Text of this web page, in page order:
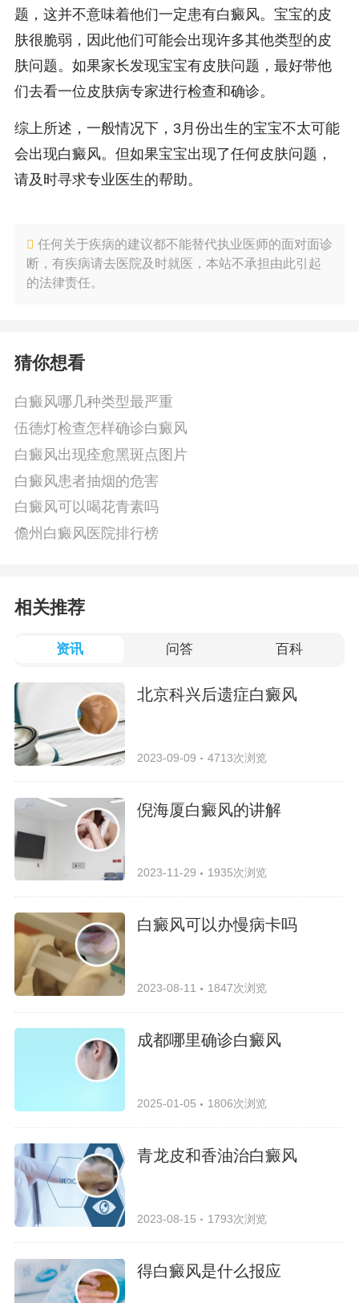
题，这并不意味着他们一定患有白癜风。宝宝的皮
肤很脆弱，因此他们可能会出现许多其他类型的皮
肤问题。如果家长发现宝宝有皮肤问题，最好带他
们去看一位皮肤病专家进行检查和确诊。
综上所述，一般情况下，3月份出生的宝宝不太可能
会出现白癜风。但如果宝宝出现了任何皮肤问题，
请及时寻求专业医生的帮助。
任何关于疾病的建议都不能替代执业医师的面对面诊
断，有疾病请去医院及时就医，本站不承担由此引起
的法律责任。
猜你想看
白癜风哪几种类型最严重
伍德灯检查怎样确诊白癜风
白癜风出现痊愈黑斑点图片
白癜风患者抽烟的危害
白癜风可以喝花青素吗
儋州白癜风医院排行榜
相关推荐
资讯 问答 百科
北京科兴后遗症白癜风
2023-09-09 4713次浏览
倪海厦白癜风的讲解
2023-11-29 1935次浏览
白癜风可以办慢病卡吗
2023-08-11 1847次浏览
成都哪里确诊白癜风
2025-01-05 1806次浏览
青龙皮和香油治白癜风
2023-08-15 1793次浏览
得白癜风是什么报应